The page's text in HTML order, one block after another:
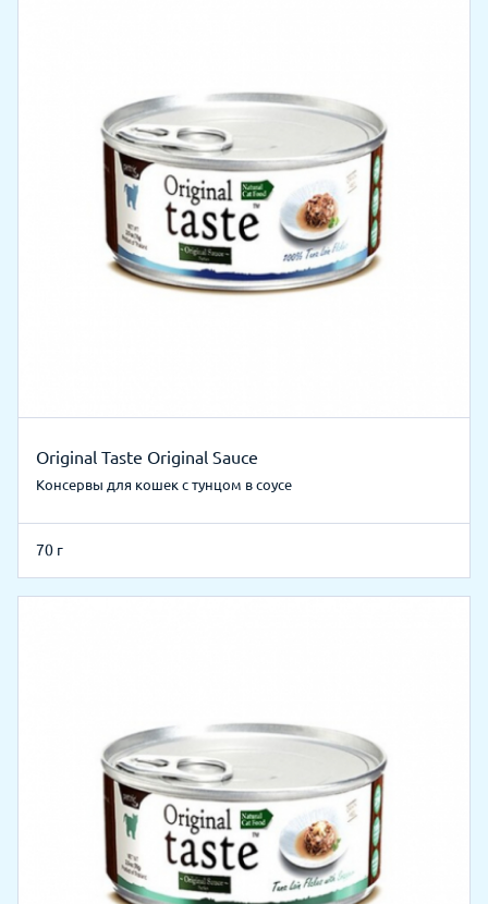
Original Taste Original Sauce
Консервы для кошек с тунцом в соусе
70 г